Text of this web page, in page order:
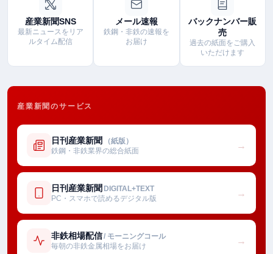
産業新聞SNS
最新ニュースをリア
ルタイム配信
メール速報
鉄鋼・非鉄の速報を
お届け
バックナンバー販
売
過去の紙面をご購入
いただけます
産業新聞のサービス
日刊産業新聞 （紙版）
鉄鋼・非鉄業界の総合紙面
→
日刊産業新聞 DIGITAL+TEXT
PC・スマホで読めるデジタル版
→
非鉄相場配信/ モーニングコール
毎朝の非鉄金属相場をお届け
→